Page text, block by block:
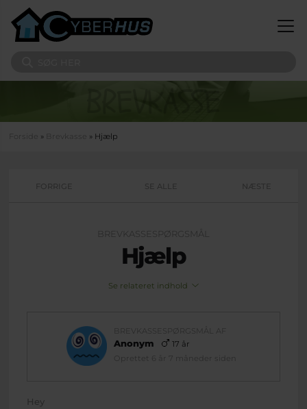
Du er her
» Brevkasse » Hjælp
FORRIGE SE ALLE NÆSTE
BREVKASSESPØRGSMÅL
Hjælp
Se relateret indhold
BREVKASSESPØRGSMÅL AF
Anonym
17 år
Oprettet 6 år 7 måneder siden
Hey